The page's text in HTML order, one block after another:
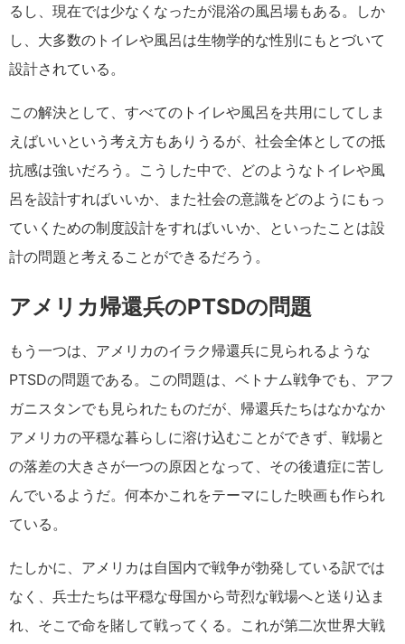
るし、現在では少なくなったが混浴の風呂場もある。しか
し、大多数のトイレや風呂は生物学的な性別にもとづいて
設計されている。
この解決として、すべてのトイレや風呂を共用にしてしま
えばいいという考え方もありうるが、社会全体としての抵
抗感は強いだろう。こうした中で、どのようなトイレや風
呂を設計すればいいか、また社会の意識をどのようにもっ
ていくための制度設計をすればいいか、といったことは設
計の問題と考えることができるだろう。
アメリカ帰還兵のPTSDの問題
もう一つは、アメリカのイラク帰還兵に見られるような
PTSDの問題である。この問題は、ベトナム戦争でも、アフ
ガニスタンでも見られたものだが、帰還兵たちはなかなか
アメリカの平穏な暮らしに溶け込むことができず、戦場と
の落差の大きさが一つの原因となって、その後遺症に苦し
んでいるようだ。何本かこれをテーマにした映画も作られ
ている。
たしかに、アメリカは自国内で戦争が勃発している訳では
なく、兵士たちは平穏な母国から苛烈な戦場へと送り込ま
れ、そこで命を賭して戦ってくる。これが第二次世界大戦